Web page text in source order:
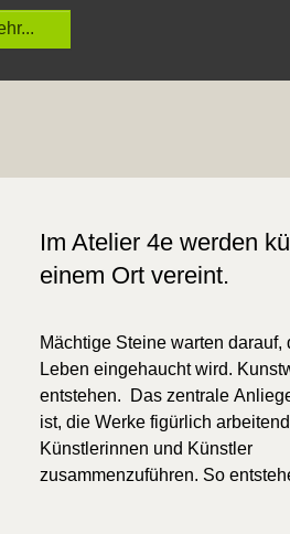
Im Atelier 4e werden
einem Ort vereint.
Mächtige Steine warten darauf,
Leben eingehaucht wird.
entstehen. Das zentrale Anliegen der Galerie
ist, die Werke figürlich
Künstlerinnen und Künstler
zusammenzuführen. So
lichtdurchfluteten
aus der Ausstellung heraus, öffnet sich der
weitläufige Skulpturengarten vom